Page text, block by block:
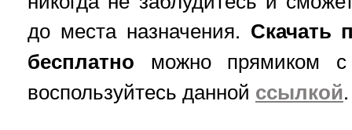
до места назначения. Скачать
бесплатно можно прямиком
воспользуйтесь данной ссылкой.